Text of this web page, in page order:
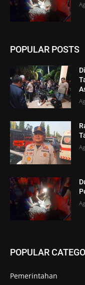
POPULAR POSTS
POPULAR
Pemerintahan